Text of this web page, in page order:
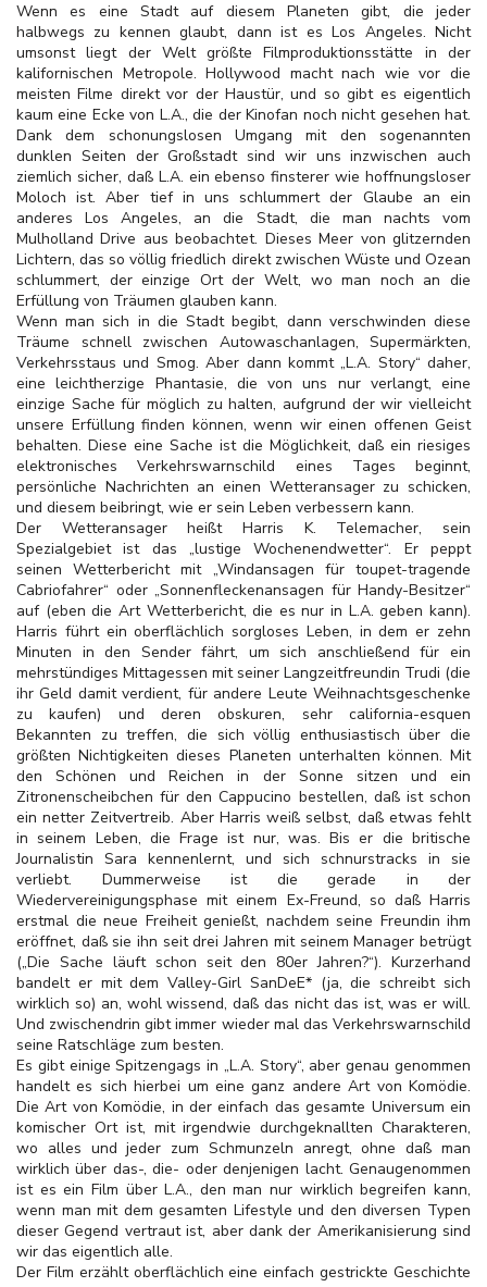
Wenn es eine Stadt auf diesem Planeten gibt, die jeder
halbwegs zu kennen glaubt, dann ist es Los Angeles. Nicht
umsonst liegt der Welt größte Filmproduktionsstätte in der
kalifornischen Metropole. Hollywood macht nach wie vor die
meisten Filme direkt vor der Haustür, und so gibt es eigentlich
kaum eine Ecke von L.A., die der Kinofan noch nicht gesehen hat.
Dank dem schonungslosen Umgang mit den sogenannten
dunklen Seiten der Großstadt sind wir uns inzwischen auch
ziemlich sicher, daß L.A. ein ebenso finsterer wie hoffnungsloser
Moloch ist. Aber tief in uns schlummert der Glaube an ein
anderes Los Angeles, an die Stadt, die man nachts vom
Mulholland Drive aus beobachtet. Dieses Meer von glitzernden
Lichtern, das so völlig friedlich direkt zwischen Wüste und Ozean
schlummert, der einzige Ort der Welt, wo man noch an die
Erfüllung von Träumen glauben kann.
Wenn man sich in die Stadt begibt, dann verschwinden diese
Träume schnell zwischen Autowaschanlagen, Supermärkten,
Verkehrsstaus und Smog. Aber dann kommt „L.A. Story“ daher,
eine leichtherzige Phantasie, die von uns nur verlangt, eine
einzige Sache für möglich zu halten, aufgrund der wir vielleicht
unsere Erfüllung finden können, wenn wir einen offenen Geist
behalten. Diese eine Sache ist die Möglichkeit, daß ein riesiges
elektronisches Verkehrswarnschild eines Tages beginnt,
persönliche Nachrichten an einen Wetteransager zu schicken,
und diesem beibringt, wie er sein Leben verbessern kann.
Der Wetteransager heißt Harris K. Telemacher, sein
Spezialgebiet ist das „lustige Wochenendwetter“. Er peppt
seinen Wetterbericht mit „Windansagen für toupet-tragende
Cabriofahrer“ oder „Sonnenfleckenansagen für Handy-Besitzer“
auf (eben die Art Wetterbericht, die es nur in L.A. geben kann).
Harris führt ein oberflächlich sorgloses Leben, in dem er zehn
Minuten in den Sender fährt, um sich anschließend für ein
mehrstündiges Mittagessen mit seiner Langzeitfreundin Trudi (die
ihr Geld damit verdient, für andere Leute Weihnachtsgeschenke
zu kaufen) und deren obskuren, sehr california-esquen
Bekannten zu treffen, die sich völlig enthusiastisch über die
größten Nichtigkeiten dieses Planeten unterhalten können. Mit
den Schönen und Reichen in der Sonne sitzen und ein
Zitronenscheibchen für den Cappucino bestellen, daß ist schon
ein netter Zeitvertreib. Aber Harris weiß selbst, daß etwas fehlt
in seinem Leben, die Frage ist nur, was. Bis er die britische
Journalistin Sara kennenlernt, und sich schnurstracks in sie
verliebt. Dummerweise ist die gerade in der
Wiedervereinigungsphase mit einem Ex-Freund, so daß Harris
erstmal die neue Freiheit genießt, nachdem seine Freundin ihm
eröffnet, daß sie ihn seit drei Jahren mit seinem Manager betrügt
(„Die Sache läuft schon seit den 80er Jahren?“). Kurzerhand
bandelt er mit dem Valley-Girl SanDeE* (ja, die schreibt sich
wirklich so) an, wohl wissend, daß das nicht das ist, was er will.
Und zwischendrin gibt immer wieder mal das Verkehrswarnschild
seine Ratschläge zum besten.
Es gibt einige Spitzengags in „L.A. Story“, aber genau genommen
handelt es sich hierbei um eine ganz andere Art von Komödie.
Die Art von Komödie, in der einfach das gesamte Universum ein
komischer Ort ist, mit irgendwie durchgeknallten Charakteren,
wo alles und jeder zum Schmunzeln anregt, ohne daß man
wirklich über das-, die- oder denjenigen lacht. Genaugenommen
ist es ein Film über L.A., den man nur wirklich begreifen kann,
wenn man mit dem gesamten Lifestyle und den diversen Typen
dieser Gegend vertraut ist, aber dank der Amerikanisierung sind
wir das eigentlich alle.
Der Film erzählt oberflächlich eine einfach gestrickte Geschichte